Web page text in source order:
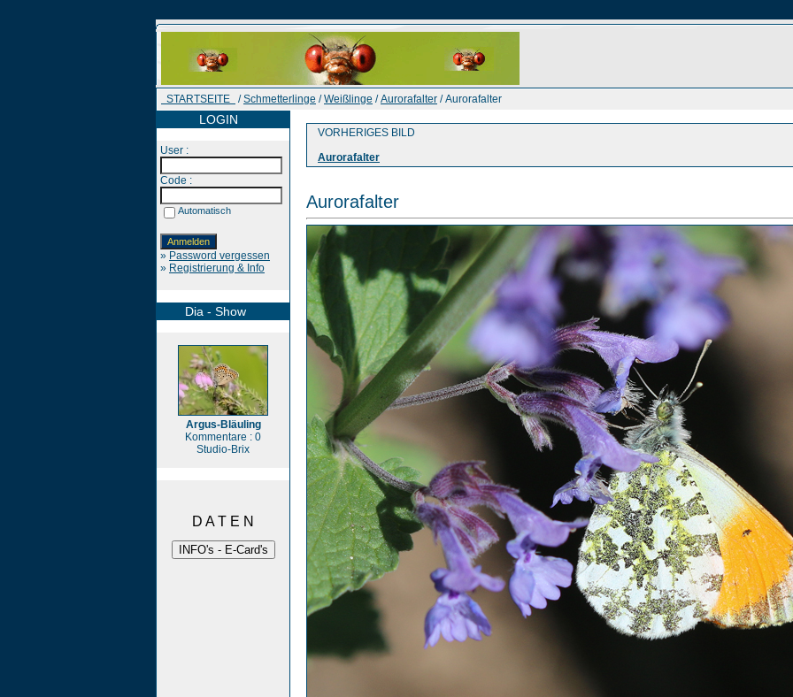
STARTSEITE /Schmetterlinge /Weißlinge /Aurorafalter / Aurorafalter
LOGIN
User :
Code :
Automatisch
» Password vergessen
» Registrierung & Info
Dia - Show
Argus-Bläuling
Kommentare : 0
Studio-Brix
D A T E N
VORHERIGES BILD
Aurorafalter
Aurorafalter